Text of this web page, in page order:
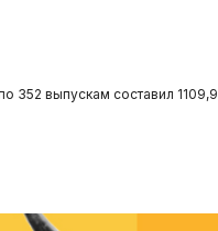
352 выпускам составил 1109,9